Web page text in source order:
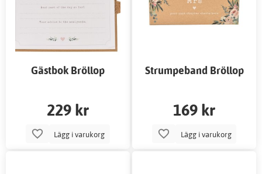
Gästbok Bröllop
229 kr
Lägg i varukorg
Strumpeband Bröllop
169 kr
Lägg i varukorg